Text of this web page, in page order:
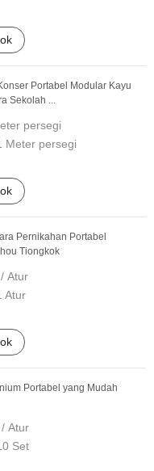
Portabel Modular Kayu
Sekolah ...
persegi
Meter persegi
Pernikahan Portabel
Tiongkok
/ Atur
Atur
Portabel yang Mudah
/ Atur
Set